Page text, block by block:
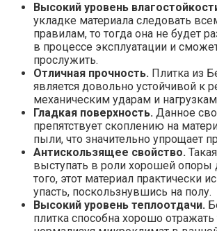
Высокий уровень
укладке материала следовать
правилам, то тогда она не будет
в процессе эксплуатации и
прослужить.
Отличная прочность. Плитка из
является довольно устойчивой к
механическим ударам и
Гладкая поверхность. Данное
препятствует скоплению на
пыли, что значительно упрощает
Антискользящее свойство.
выступать в роли хорошей опоры
того, этот материал практически
упасть, поскользнувшись на полу.
Высокий уровень теплоотдачи.
плитка способна хорошо отражать